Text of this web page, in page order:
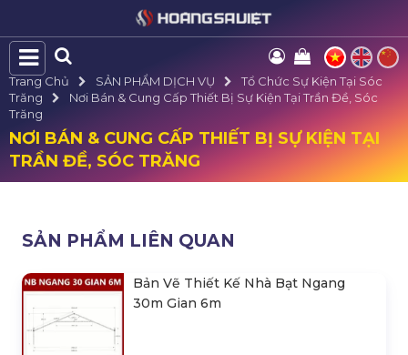
Trang Chủ SẢN PHẨM DỊCH VỤ
Tổ Chức Sự Kiện Tại Sóc
Trăng
Nơi Bán & Cung Cấp Thiết Bị Sự Kiện Tại Trần Đề, Sóc
Trăng
NƠI BÁN & CUNG CẤP THIẾT BỊ SỰ KIỆN TẠI
TRẦN ĐỀ, SÓC TRĂNG
SẢN PHẨM LIÊN QUAN
Bản Vẽ Thiết Kế Nhà Bạt Ngang
30m Gian 6m